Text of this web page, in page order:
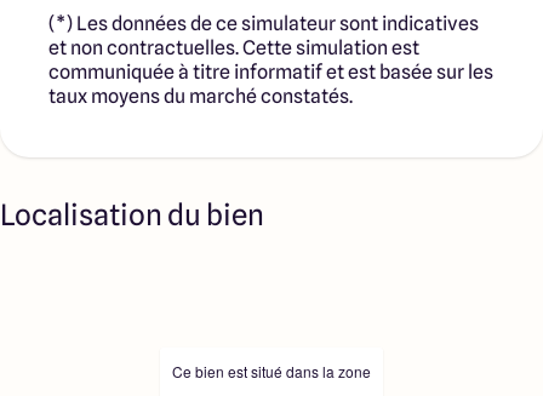
(*) Les données de ce simulateur sont indicatives
et non contractuelles. Cette simulation est
communiquée à titre informatif et est basée sur les
taux moyens du marché constatés.
Localisation du bien
Ce bien est situé dans la zone